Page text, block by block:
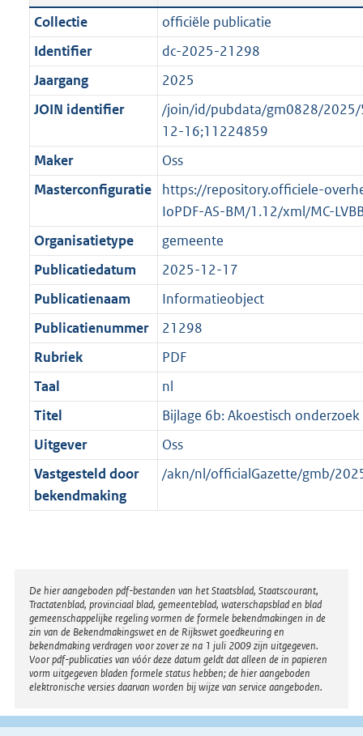
i
c
a
t
i
i
n
f
r
m
a
a
t
t
t
e
:
o
b
e
k
n
d
a
n
d
g
r
o
t
t
e
:
1
K
b
Collectie
officiële publicatie
Identifier
dc-2025-21298
Jaargang
2025
JOIN identifier
/join/id/pubdata/gm0828/
12-16;11224859
Maker
Oss
Masterconfiguratie
https://repository.officiele-
IoPDF-AS-BM/1.12/xml/MC-
Organisatietype
gemeente
Publicatiedatum
2025-12-17
Publicatienaam
Informatieobject
Publicatienummer
21298
Rubriek
PDF
Taal
nl
Titel
Bijlage 6b: Akoestisch
Uitgever
Oss
Vastgesteld door
bekendmaking
/akn/nl/officialGazette/gmb/
Disclaimer
De hier aangeboden pdf-bestanden van het Staatsblad, Staatscourant,
Tractatenblad, provinciaal blad, gemeenteblad, waterschapsblad en blad
gemeenschappelijke regeling vormen de formele bekendmakingen in de
zin van de Bekendmakingswet en de Rijkswet goedkeuring en
bekendmaking verdragen voor zover ze na 1 juli 2009 zijn uitgegeven.
Voor pdf-publicaties van vóór deze datum geldt dat alleen de in papieren
vorm uitgegeven bladen formele status hebben; de hier aangeboden
elektronische versies daarvan worden bij wijze van service aangeboden.